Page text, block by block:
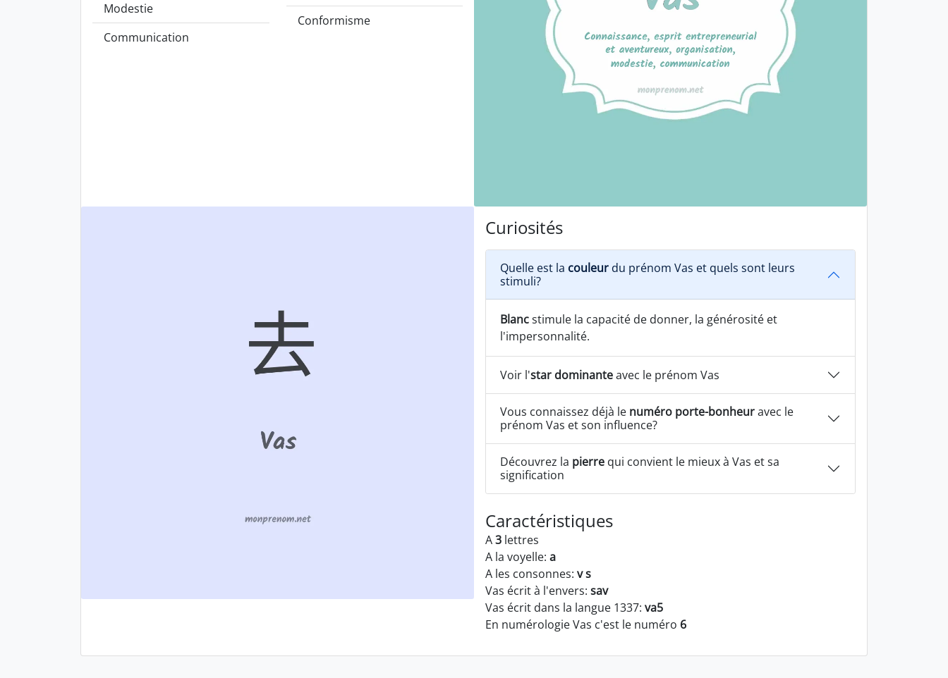
Modestie
Communication
Conformisme
Curiosités
Quelle est la couleur du prénom Vas et quels sont leurs
stimuli?
Blancstimule la capacité de donner, la générosité et
l'impersonnalité.
Voir l'star dominanteavec le prénom Vas
Vous connaissez déjà le numéro porte-bonheuravec le
prénom Vas et son influence?
Découvrez la pierre qui convient le mieux à Vas et sa
signification
Caractéristiques
A3 lettres
A la voyelle: a
A les consonnes: v s
Vas écrit à l'envers: sav
Vas écrit dans la langue 1337: va5
En numérologie Vas c'est le numéro 6